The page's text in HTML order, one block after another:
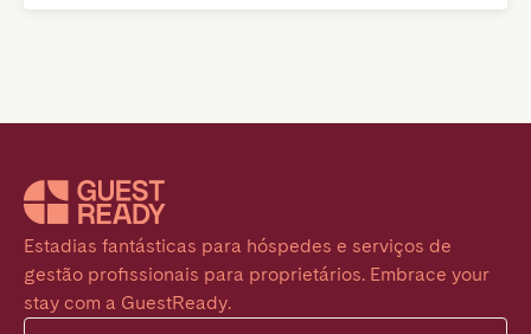
Estadias fantásticas para hóspedes e serviços de
gestão profissionais para proprietários. Embrace your
stay com a GuestReady.